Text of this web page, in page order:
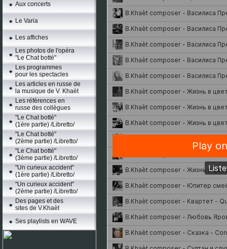
Aux concerts
Le Varia
Les affiches
Les photos de l'opéra
"Le Chat botté"
Les programmes
pour les spectacles
Les articles en russe de
la musique de V. Khaèt
Les références en
russe des collègues
"Le Chat botté"
(1ère partie) /Libretto/
"Le Chat botté"
(2ème partie) /Libretto/
"Le Chat botté"
(3ème partie) /Libretto/
"Un curieux accident"
(1ère partie) /Libretto/
"Un curieux accident"
(2ème partie) /Libretto/
Des pages et des
sites de V.Khaèt
Ses playlists en WAVE